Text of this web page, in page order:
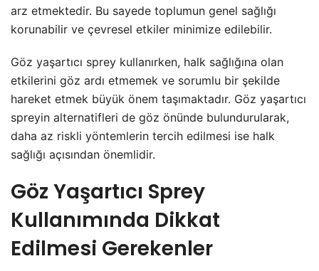
arz etmektedir. Bu sayede toplumun genel sağlığı
korunabilir ve çevresel etkiler minimize edilebilir.
Göz yaşartıcı sprey kullanırken, halk sağlığına olan
etkilerini göz ardı etmemek ve sorumlu bir şekilde
hareket etmek büyük önem taşımaktadır. Göz yaşartıcı
spreyin alternatifleri de göz önünde bulundurularak,
daha az riskli yöntemlerin tercih edilmesi ise halk
sağlığı açısından önemlidir.
Göz Yaşartıcı Sprey
Kullanımında Dikkat
Edilmesi Gerekenler